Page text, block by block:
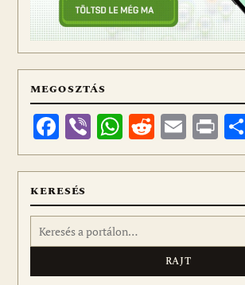
MEGOSZTÁS
Facebook
ViberWhatsApp
Reddit
KERESÉS
Keresés: